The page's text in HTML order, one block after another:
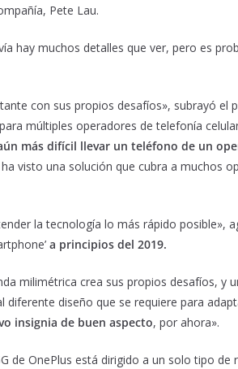
Pete Lau.
hay muchos detalles que ver, pero es
con sus propios desafíos», subrayó el
múltiples operadores de telefonía
más difícil llevar un teléfono de un
visto una solución que cubra a muchos
la tecnología lo más rápido posible»,
a principios del 2019.
milimétrica crea sus propios desafíos, y
diferente diseño que se requiere para
insignia de buen aspecto, por ahora».
de OnePlus está dirigido a un solo tipo de